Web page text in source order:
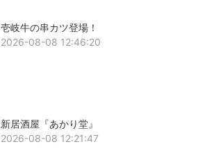
壱岐牛の串カツ登場！
2026-08-08 12:46:20
新居酒屋『あかり堂』
2026-08-08 12:21:47